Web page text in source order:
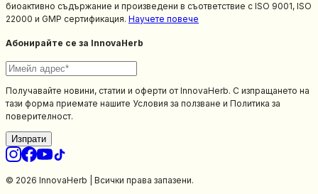
биоактивно съдържание и произведени в съответствие с ISO 9001, ISO
22000 и GMP сертификация. Научете повече
Абонирайте се за InnovaHerb
Получавайте новини, статии и оферти от InnovaHerb. С изпращането на
тази форма приемате нашите Условия за ползване и Политика за
поверителност.
Изпрати
© 2026 InnovaHerb | Всички права запазени.